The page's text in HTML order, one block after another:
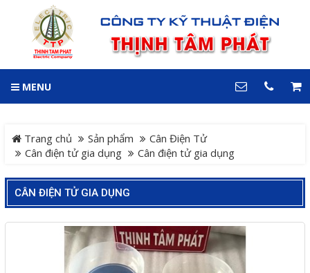
MENU
Trang chủ Sản phẩm
Cân Điện Tử
Cân điện tử gia dụng
Cân điện tử gia dụng
CÂN ĐIỆN TỬ GIA DỤNG
Trang chủ
Sản phẩm
Hệ Thống Cảnh Báo An
Toàn Xe Nâng
GIỎ HÀNG
LIÊN HỆ
Hotline
0909 199 102
64 đường 24, KDC Hiệp
Thủ Dầu Một, Tỉnh Bình
Dương
Điện thoại
0909 199 102